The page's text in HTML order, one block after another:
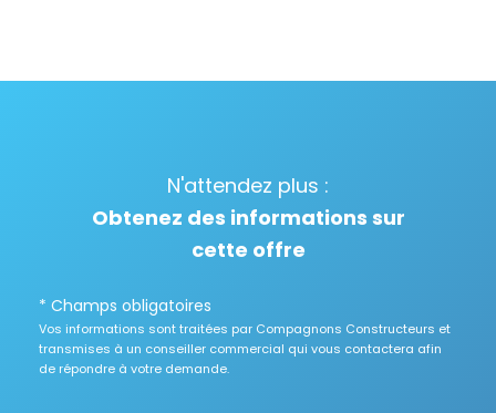
N'attendez plus :
Obtenez des informations sur
cette offre
* Champs obligatoires
Vos informations sont traitées par Compagnons Constructeurs et
transmises à un conseiller commercial qui vous contactera afin
de répondre à votre demande.